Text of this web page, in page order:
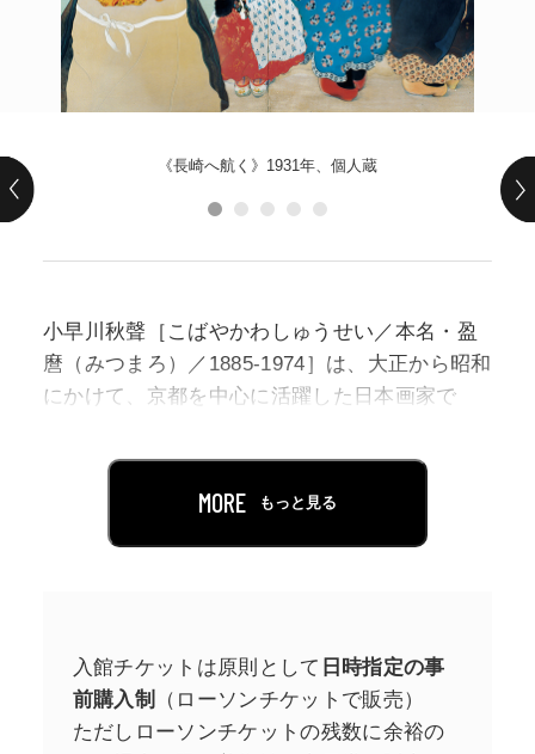
《長崎へ航く》1931年、個人蔵
小早川秋聲［こばやかわしゅうせい／本名・盈
麿（みつまろ）／1885-1974］は、大正から昭和
にかけて、京都を中心に活躍した日本画家で
聲は、9歳で京都の東本願寺の衆徒として僧籍に
入りました。その後、画家になることを志し、
に描き、国外では複数回の中国渡航に加え、
1922年から23年にかけてアジア、インド、エジ
プトを経てヨーロッパ十数ヵ国へ遊学。1926年
MORE もっと見る
入館チケットは原則として 日時指定の事
前購入制
（ローソンチケットで販売）
ただしローソンチケットの残数に余裕の